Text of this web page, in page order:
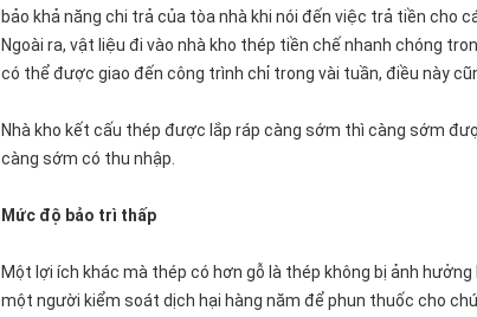
bảo khả năng chi trả của tòa nhà khi nói đến việc trả tiền cho
Ngoài ra, vật liệu đi vào nhà kho thép tiền chế nhanh chóng
có thể được giao đến công trình chỉ trong vài tuần, điều này
Nhà kho kết cấu thép được lắp ráp càng sớm thì càng sớm
càng sớm có thu nhập.
Mức độ bảo trì thấp
Một lợi ích khác mà thép có hơn gỗ là thép không bị ảnh
một người kiểm soát dịch hại hàng năm để phun thuốc cho